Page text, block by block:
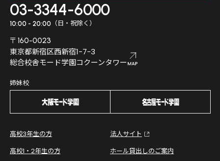
03-3344-6000
10:00 - 20:00 （日・祝除く）
〒160-0023
東京都新宿区西新宿1-7-3
総合校舎モード学園コクーンタワー
姉妹校
高校3年生の方
高校1・2年生の方
法人サイト
ホール貸出しのご案内